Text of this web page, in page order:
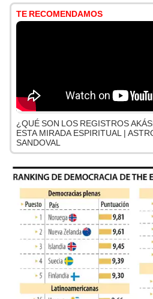
TE RECOMENDAMOS
¿QUÉ SON LOS REGISTROS
ESTA MIRADA ESPIRITUAL |
SANDOVAL